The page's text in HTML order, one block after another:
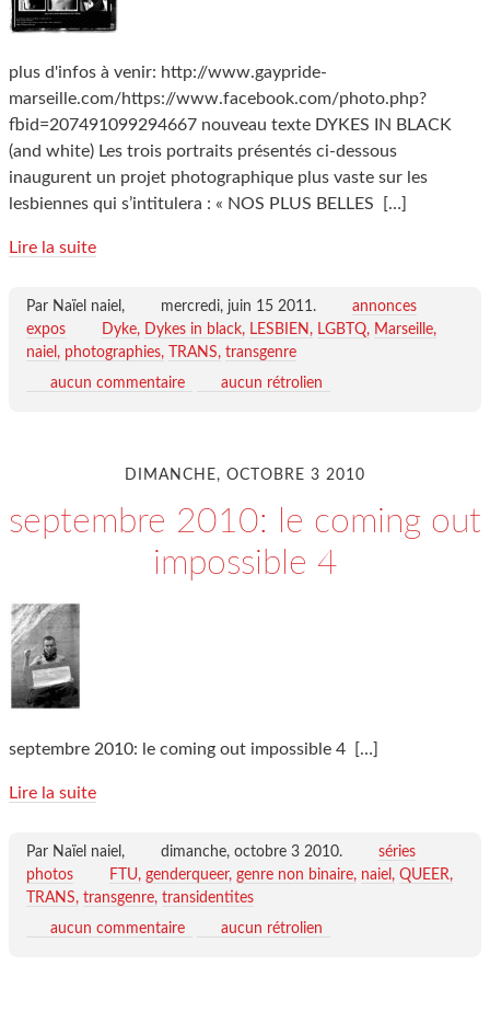
plus d'infos à venir: http://www.gaypride-
marseille.com/https://www.facebook.com/photo.php?
fbid=207491099294667 nouveau texte DYKES IN BLACK
(and white) Les trois portraits présentés ci-dessous
inaugurent un projet photographique plus vaste sur les
lesbiennes qui s’intitulera : « NOS PLUS BELLES
[…]
Lire la suite
Par Naïel naiel, mercredi, juin 15 2011.
annonces
expos
Dyke Dykes in black LESBIEN LGBTQ
Marseille
naiel
photographies TRANS transgenre
aucun commentaire
aucun rétrolien
DIMANCHE, OCTOBRE 3 2010
septembre 2010: le coming out
impossible 4
septembre 2010: le coming out impossible 4 […]
Lire la suite
Par Naïel naiel, dimanche, octobre 3 2010.
séries
photos
FTU genderqueer genre non binaire naiel
QUEER
TRANS transgenre transidentites
aucun commentaire
aucun rétrolien